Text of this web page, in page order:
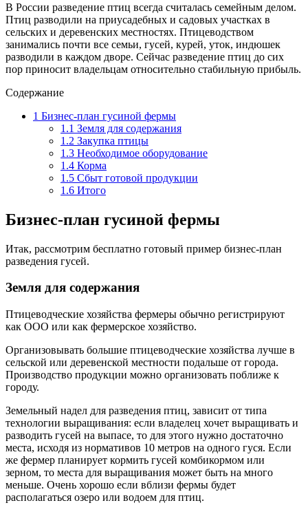
В России разведение птиц всегда считалась семейным делом.
Птиц разводили на приусадебных и садовых участках в
сельских и деревенских местностях. Птицеводством
занимались почти все семьи, гусей, курей, уток, индюшек
разводили в каждом дворе. Сейчас разведение птиц до сих
пор приносит владельцам относительно стабильную прибыль.
Содержание
1 Бизнес-план гусиной фермы
1.1 Земля для содержания
1.2 Закупка птицы
1.3 Необходимое оборудование
1.4 Корма
1.5 Сбыт готовой продукции
1.6 Итого
Бизнес-план гусиной фермы
Итак, рассмотрим бесплатно готовый пример бизнес-план
разведения гусей.
Земля для содержания
Птицеводческие хозяйства фермеры обычно регистрируют
как ООО или как фермерское хозяйство.
Организовывать большие птицеводческие хозяйства лучше в
сельской или деревенской местности подальше от города.
Производство продукции можно организовать поближе к
городу.
Земельный надел для разведения птиц, зависит от типа
технологии выращивания: если владелец хочет выращивать и
разводить гусей на выпасе, то для этого нужно достаточно
места, исходя из нормативов 10 метров на одного гуся. Если
же фермер планирует кормить гусей комбикормом или
зерном, то места для выращивания может быть на много
меньше. Очень хорошо если вблизи фермы будет
располагаться озеро или водоем для птиц.